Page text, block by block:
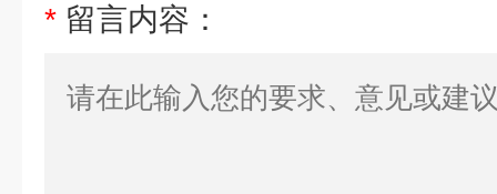
* 留言内容：